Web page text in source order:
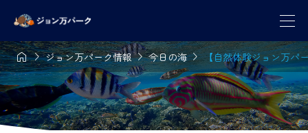
ジョン万パーク情報今日の海【自然体験ジョン万パ